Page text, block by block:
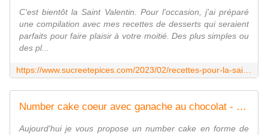
C'est bientôt la Saint Valentin. Pour l'occasion, j'ai préparé
une compilation avec mes recettes de desserts qui seraient
parfaits pour faire plaisir à votre moitié. Des plus simples ou
des pl...
Number cake coeur avec ganache au chocolat - www.sucreetepices.com
Aujourd'hui je vous propose un number cake en forme de